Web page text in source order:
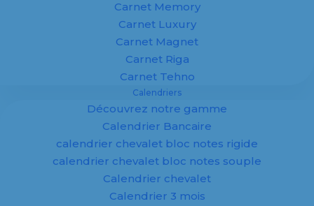
Carnet Memory
Carnet Luxury
Carnet Magnet
Carnet Riga
Carnet Tehno
Calendriers
Découvrez notre gamme
Calendrier Bancaire
calendrier chevalet bloc notes rigide
calendrier chevalet bloc notes souple
Calendrier chevalet
Calendrier 3 mois
votre image : offrez à vos clients un support
utile, durable et visible toute l’année.
✔ Impression professionnelle
✔ Adapté aux entreprises
En savoir plus